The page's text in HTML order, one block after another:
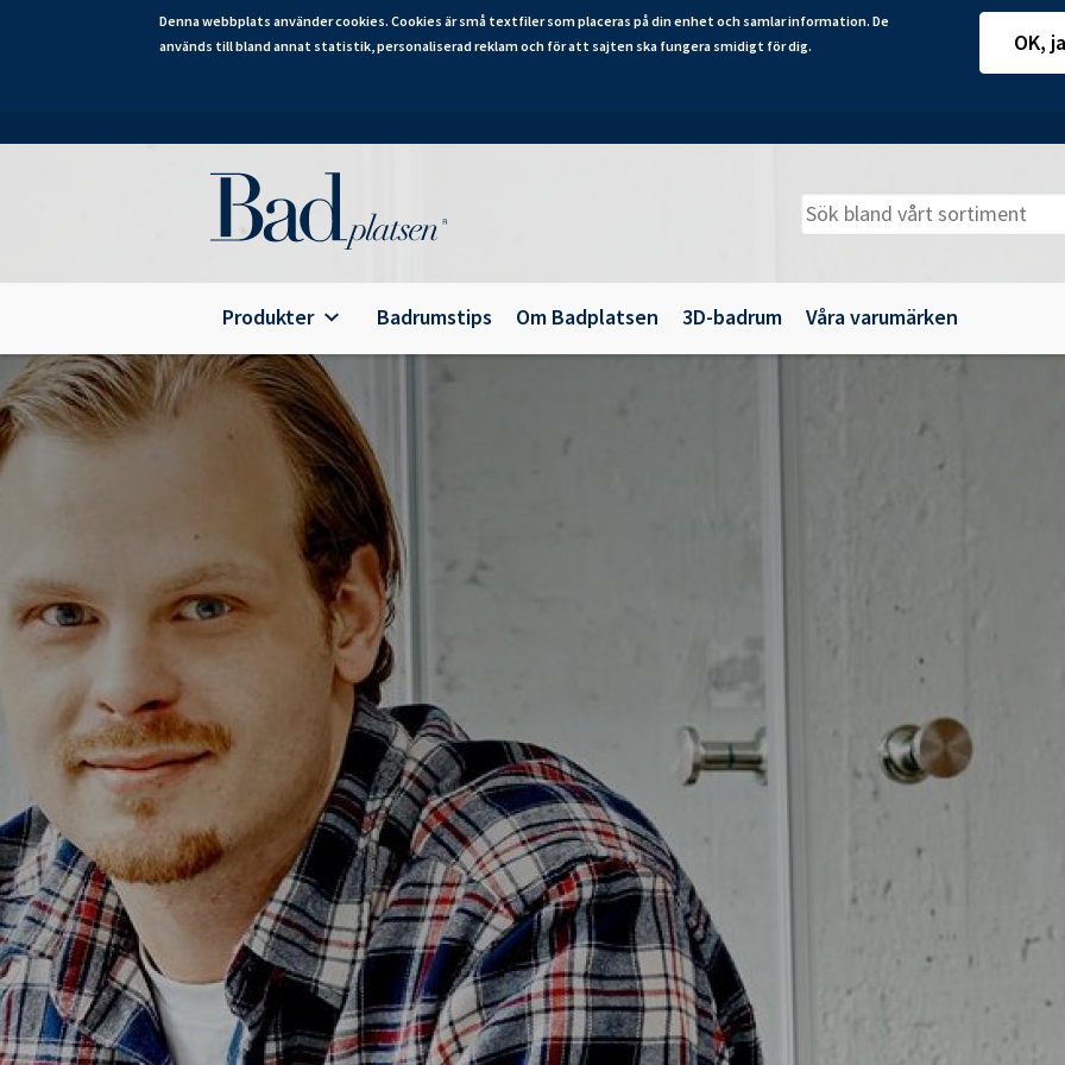
Denna webbplats använder cookies. Cookies är små textfiler som placeras på din enhet och samlar information. De
används till bland annat statistik, personaliserad reklam och för att sajten ska fungera smidigt för dig.
OK,
till
Produkter
Alterna Ariella Aqua
Alterna Ariella
Alterna Basic Aqua
Alterna Basic
Alterna Bella Aqua
Alterna Ella Aqua
Alterna Ella
Alterna Gabriella
Alterna Isabella Aqua
Alterna Isabella
Alterna Isella Aqua
Alterna Isella
Alterna Luxor
Duravit L-Cube
Geberit Smyle Square
Geberit iCon
Ifö Option
Ifö Sense Art
Ifö Sense Modern
Ifö Sense Pro
Ifö Spira
Tillbehör till badrumsmöbler
Spegelhållare
Tvålkorgar
WC-pappershållare
Handduksstänger
Handdukskrokar
Tvättställsblandare
Tvättställsblandare för
inbyggnad
Beröringsfria
tvättställsblandare
Avloppsarmatur och tillbehör
Badrumstips Om Badplatsen 3D-badrum Våra varumärken